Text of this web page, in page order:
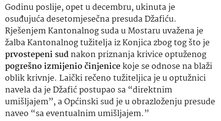
Godinu poslije, opet u decembru, ukinuta je
osuđujuća desetomjesečna presuda Džafiću.
Rješenjem Kantonalnog suda u Mostaru uvažena je
žalba Kantonalnog tužitelja iz Konjica zbog tog što je
prvostepeni sudnakon priznanja krivice optuženog
pogrešno izmijenio činjenicekoje se odnose na blaži
oblik krivnje. Laički rečeno tužiteljica je u optužnici
navela da je Džafić postupao sa “direktnim
umišljajem”, a Općinski sud je u obrazloženju presude
naveo “sa eventualnim umišljajem.”